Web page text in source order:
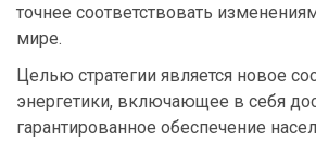
точнее соответствовать
мире.
Целью стратегии является новое
энергетики, включающее в себя
гарантированное обеспечение